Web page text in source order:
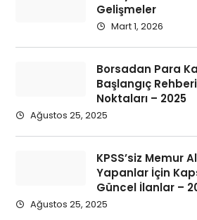
Gelişmeler
Mart 1, 2026
Borsadan Para
Başlangıç
Noktaları – 2025
Ağustos 25, 2025
KPSS’siz Memur
Yapanlar İçin
Güncel İlanlar –
Ağustos 25, 2025